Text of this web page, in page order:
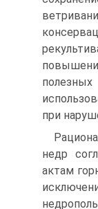
при
недр
актам